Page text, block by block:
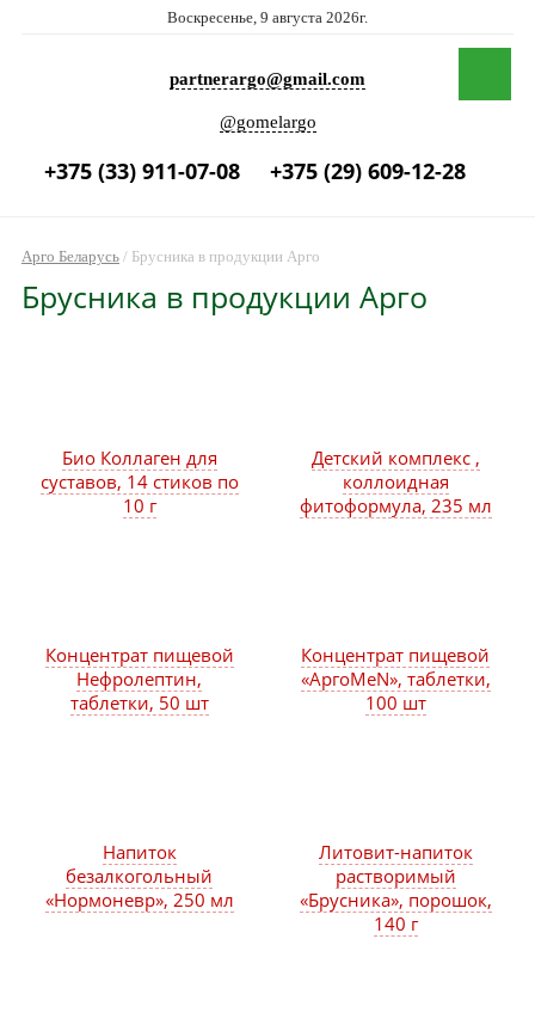
Воскресенье, 9 августа 2026г.
partnerargo@gmail.com
@gomelargo
+375 (33) 911-07-08 +375 (29) 609-12-28
Арго Беларусь/ Брусника в продукции Арго
Брусника в продукции Арго
Био Коллаген для
суставов, 14 стиков по
10 г
Детский комплекс ,
коллоидная
фитоформула, 235 мл
Концентрат пищевой
«АргоMeN», таблетки,
100 шт
Концентрат пищевой
Нефролептин,
таблетки, 50 шт
Литовит-напиток
растворимый
«Брусника», порошок,
140 г
Напиток
безалкогольный
«Нормоневр», 250 мл